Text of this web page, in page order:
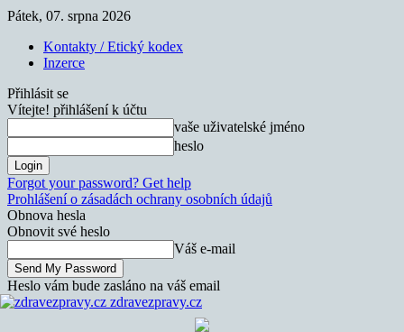
Pátek, 07. srpna 2026
Kontakty / Etický kodex
Inzerce
Přihlásit se
Vítejte! přihlášení k účtu
vaše uživatelské jméno
heslo
Forgot your password? Get help
Prohlášení o zásadách ochrany osobních údajů
Obnova hesla
Obnovit své heslo
Váš e-mail
Heslo vám bude zasláno na váš email
zdravezpravy.cz